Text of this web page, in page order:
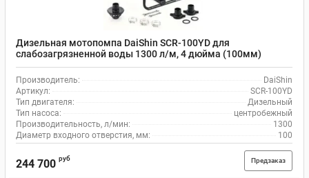
Дизельная мотопомпа DaiShin SCR-100YD для
слабозагрязненной воды 1300 л/м, 4 дюйма (100мм)
Производитель:
DaiShin
Артикул:
SCR-100YD
Тип двигателя:
Дизельный
Тип насоса:
центробежный
Производительность, л/мин:
1300
Диаметр входного отверстия, мм:
100
244 700 руб Предзаказ